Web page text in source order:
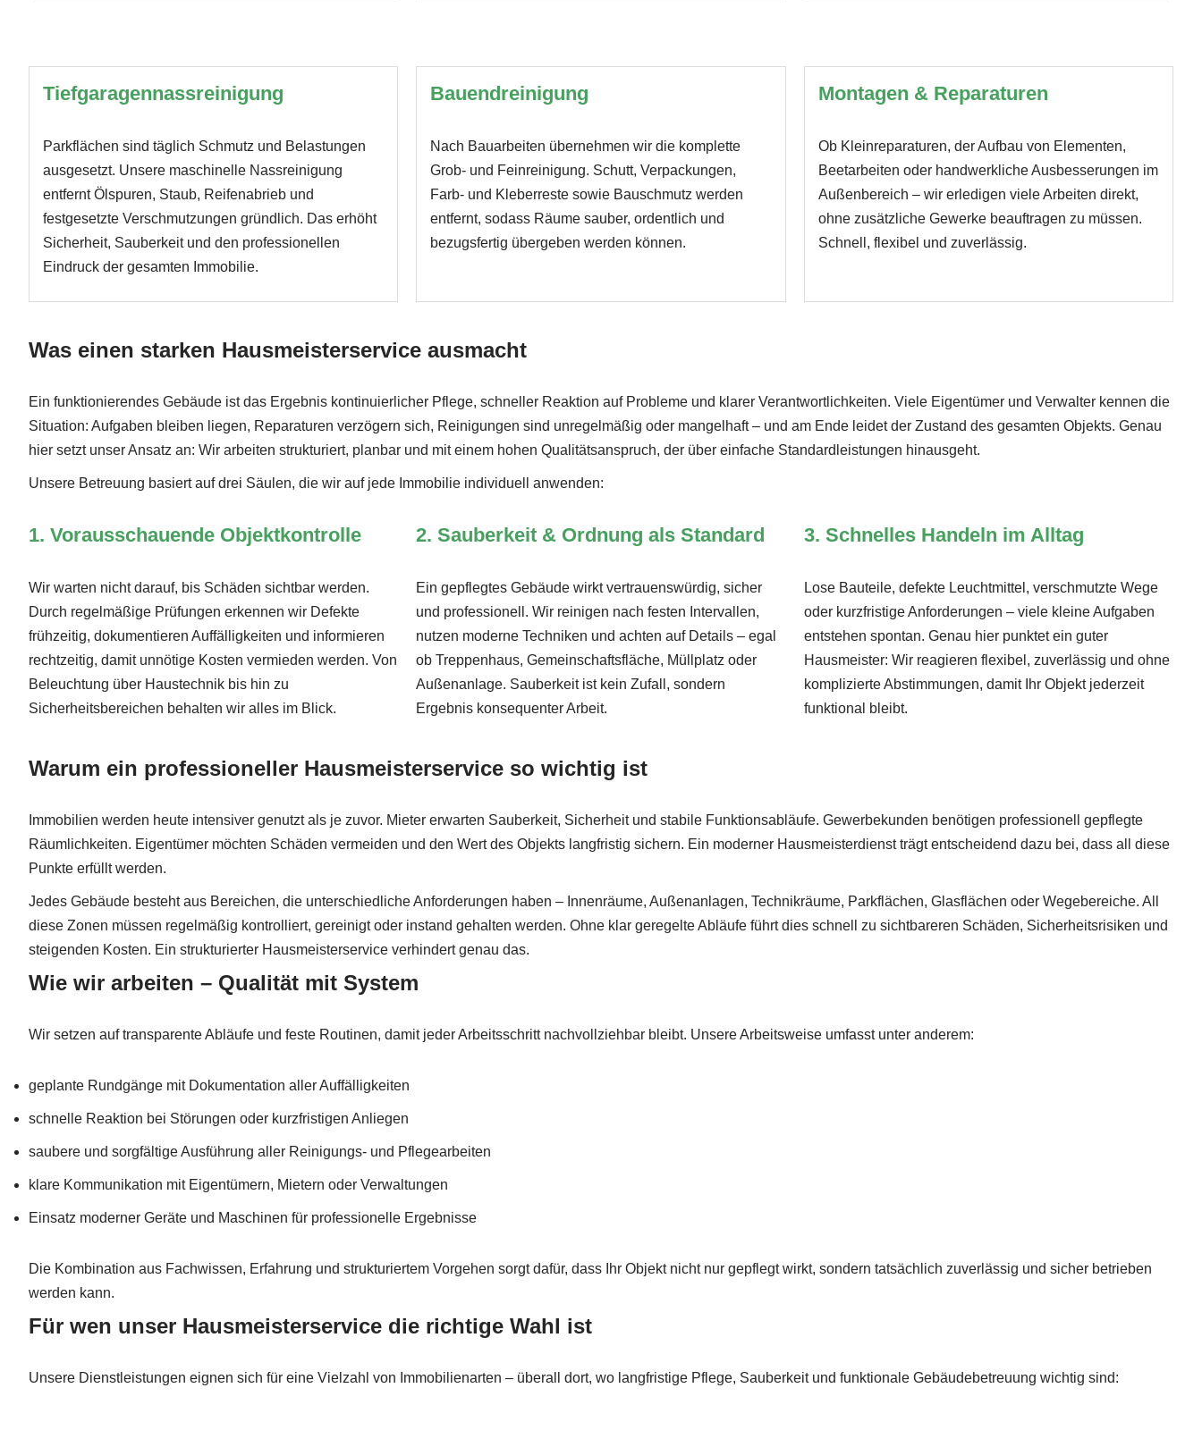
Tiefgaragennassreinigung
Parkflächen sind täglich Schmutz und Belastungen
ausgesetzt. Unsere maschinelle Nassreinigung
entfernt Ölspuren, Staub, Reifenabrieb und
festgesetzte Verschmutzungen gründlich. Das erhöht
Sicherheit, Sauberkeit und den professionellen
Eindruck der gesamten Immobilie.
Bauendreinigung
Nach Bauarbeiten übernehmen wir die komplette
Grob- und Feinreinigung. Schutt, Verpackungen,
Farb- und Kleberreste sowie Bauschmutz werden
entfernt, sodass Räume sauber, ordentlich und
bezugsfertig übergeben werden können.
Montagen & Reparaturen
Ob Kleinreparaturen, der Aufbau von Elementen,
Beetarbeiten oder handwerkliche Ausbesserungen im
Außenbereich – wir erledigen viele Arbeiten direkt,
ohne zusätzliche Gewerke beauftragen zu müssen.
Schnell, flexibel und zuverlässig.
Was einen starken Hausmeisterservice ausmacht
Ein funktionierendes Gebäude ist das Ergebnis kontinuierlicher Pflege, schneller Reaktion auf Probleme und klarer Verantwortlichkeiten. Viele Eigentümer und Verwalter kennen die
Situation: Aufgaben bleiben liegen, Reparaturen verzögern sich, Reinigungen sind unregelmäßig oder mangelhaft – und am Ende leidet der Zustand des gesamten Objekts. Genau
hier setzt unser Ansatz an: Wir arbeiten strukturiert, planbar und mit einem hohen Qualitätsanspruch, der über einfache Standardleistungen hinausgeht.
Unsere Betreuung basiert auf drei Säulen, die wir auf jede Immobilie individuell anwenden:
1. Vorausschauende Objektkontrolle
Wir warten nicht darauf, bis Schäden sichtbar werden.
Durch regelmäßige Prüfungen erkennen wir Defekte
frühzeitig, dokumentieren Auffälligkeiten und informieren
rechtzeitig, damit unnötige Kosten vermieden werden. Von
Beleuchtung über Haustechnik bis hin zu
Sicherheitsbereichen behalten wir alles im Blick.
2. Sauberkeit & Ordnung als Standard
Ein gepflegtes Gebäude wirkt vertrauenswürdig, sicher
und professionell. Wir reinigen nach festen Intervallen,
nutzen moderne Techniken und achten auf Details – egal
ob Treppenhaus, Gemeinschaftsfläche, Müllplatz oder
Außenanlage. Sauberkeit ist kein Zufall, sondern
Ergebnis konsequenter Arbeit.
3. Schnelles Handeln im Alltag
Lose Bauteile, defekte Leuchtmittel, verschmutzte Wege
oder kurzfristige Anforderungen – viele kleine Aufgaben
entstehen spontan. Genau hier punktet ein guter
Hausmeister: Wir reagieren flexibel, zuverlässig und ohne
komplizierte Abstimmungen, damit Ihr Objekt jederzeit
funktional bleibt.
Warum ein professioneller Hausmeisterservice so wichtig ist
Immobilien werden heute intensiver genutzt als je zuvor. Mieter erwarten Sauberkeit, Sicherheit und stabile Funktionsabläufe. Gewerbekunden benötigen professionell gepflegte
Räumlichkeiten. Eigentümer möchten Schäden vermeiden und den Wert des Objekts langfristig sichern. Ein moderner Hausmeisterdienst trägt entscheidend dazu bei, dass all diese
Punkte erfüllt werden.
Jedes Gebäude besteht aus Bereichen, die unterschiedliche Anforderungen haben – Innenräume, Außenanlagen, Technikräume, Parkflächen, Glasflächen oder Wegebereiche. All
diese Zonen müssen regelmäßig kontrolliert, gereinigt oder instand gehalten werden. Ohne klar geregelte Abläufe führt dies schnell zu sichtbareren Schäden, Sicherheitsrisiken und
steigenden Kosten. Ein strukturierter Hausmeisterservice verhindert genau das.
Wie wir arbeiten – Qualität mit System
Wir setzen auf transparente Abläufe und feste Routinen, damit jeder Arbeitsschritt nachvollziehbar bleibt. Unsere Arbeitsweise umfasst unter anderem:
geplante Rundgänge mit Dokumentation aller Auffälligkeiten
schnelle Reaktion bei Störungen oder kurzfristigen Anliegen
saubere und sorgfältige Ausführung aller Reinigungs- und Pflegearbeiten
klare Kommunikation mit Eigentümern, Mietern oder Verwaltungen
Einsatz moderner Geräte und Maschinen für professionelle Ergebnisse
Die Kombination aus Fachwissen, Erfahrung und strukturiertem Vorgehen sorgt dafür, dass Ihr Objekt nicht nur gepflegt wirkt, sondern tatsächlich zuverlässig und sicher betrieben
werden kann.
Für wen unser Hausmeisterservice die richtige Wahl ist
Unsere Dienstleistungen eignen sich für eine Vielzahl von Immobilienarten – überall dort, wo langfristige Pflege, Sauberkeit und funktionale Gebäudebetreuung wichtig sind: